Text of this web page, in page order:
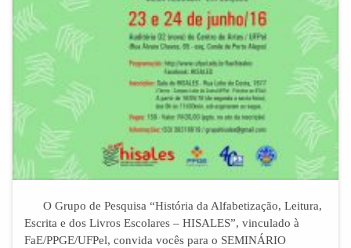
O Grupo de Pesquisa “História da Alfabetização, Leitura,
Escrita e dos Livros Escolares – HISALES”, vinculado à
FaE/PPGE/UFPel, convida vocês para o SEMINÁRIO